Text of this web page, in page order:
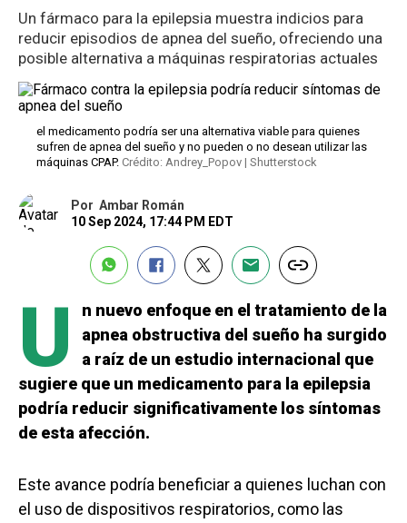
Un fármaco para la epilepsia muestra indicios para
reducir episodios de apnea del sueño, ofreciendo una
posible alternativa a máquinas respiratorias actuales
el medicamento podría ser una alternativa viable para quienes
sufren de apnea del sueño y no pueden o no desean utilizar las
máquinas CPAP. Crédito: Andrey_Popov | Shutterstock
Por Ambar Román
10 Sep 2024, 17:44 PM EDT
U
n nuevo enfoque en el tratamiento de la
apnea obstructiva del sueño ha surgido
a raíz de un estudio internacional que
sugiere que un medicamento para la epilepsia
podría reducir significativamente los síntomas
de esta afección.
Este avance podría beneficiar a quienes luchan con
el uso de dispositivos respiratorios, como las